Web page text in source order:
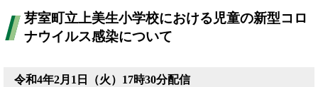
芽室町立上美生小学校における児童の新型コロ
ナウイルス感染について
令和4年2月1日（火）17時30分配信